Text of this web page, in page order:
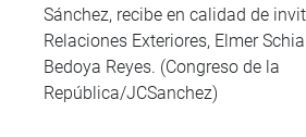
Sánchez, recibe en calidad de
Relaciones Exteriores, Elmer
Bedoya Reyes. (Congreso de la
República/JCSanchez)